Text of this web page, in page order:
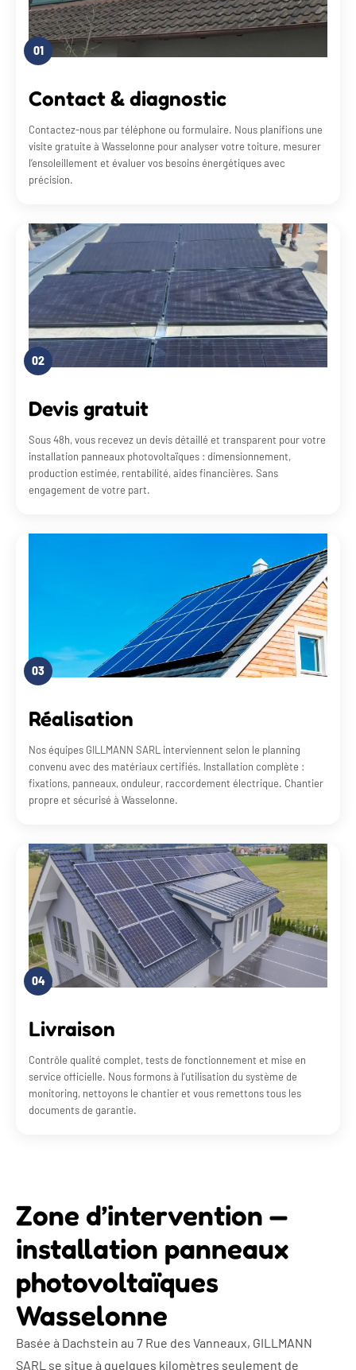
01
Contact & diagnostic
Contactez-nous par téléphone ou formulaire. Nous planifions une
visite gratuite à Wasselonne pour analyser votre toiture, mesurer
l’ensoleillement et évaluer vos besoins énergétiques avec
précision.
02
Devis gratuit
Sous 48h, vous recevez un devis détaillé et transparent pour votre
installation panneaux photovoltaïques : dimensionnement,
production estimée, rentabilité, aides financières. Sans
engagement de votre part.
03
Réalisation
Nos équipes GILLMANN SARL interviennent selon le planning
convenu avec des matériaux certifiés. Installation complète :
fixations, panneaux, onduleur, raccordement électrique. Chantier
propre et sécurisé à Wasselonne.
04
Livraison
Contrôle qualité complet, tests de fonctionnement et mise en
service officielle. Nous formons à l’utilisation du système de
monitoring, nettoyons le chantier et vous remettons tous les
documents de garantie.
Zone d’intervention —
installation panneaux
photovoltaïques
Wasselonne
Basée à Dachstein au 7 Rue des Vanneaux, GILLMANN
SARL se situe à quelques kilomètres seulement de